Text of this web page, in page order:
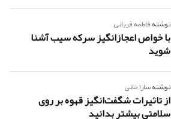
نوشتهفاطمه قربانی
با خواص اعجازانگیز سرکه سیب آشنا
شوید
نوشتهسارا خانی
از تاثیرات شگفت‌انگیز قهوه بر روی
سلامتی بیشتر بدانید